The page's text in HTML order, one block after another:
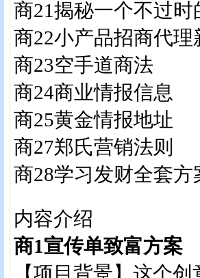
商21揭秘一个不过
商22小产品招商代理
商23空手道商法
商24商业情报信息
商25黄金情报地址
商27郑氏营销法则
商28学习发财全套方
内容介绍
商1宣传单致富方案
【项目背景】这个